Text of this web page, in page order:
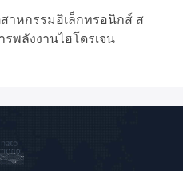
าหกรรมอิเล็กทรอนิกส์ ส
พลังงานไฮโดรเจน